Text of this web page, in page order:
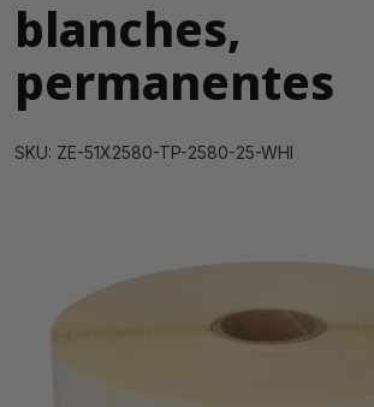
blanches,
permanentes
SKU: ZE-51X2580-TP-2580-25-WHI